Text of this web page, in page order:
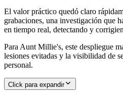
El valor práctico quedó claro
grabaciones, una investigación que
en tiempo real, detectando y
Para Aunt Millie's, este despliegue
lesiones evitadas y la visibilidad de
personal.
Click para expandir